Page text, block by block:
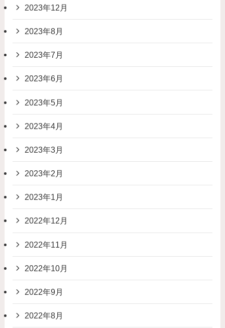
2023年12月
2023年8月
2023年7月
2023年6月
2023年5月
2023年4月
2023年3月
2023年2月
2023年1月
2022年12月
2022年11月
2022年10月
2022年9月
2022年8月